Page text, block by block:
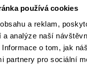
používá cookies
a reklam,
a analýze naší
o tom, jak
partnery pro sociální
VEŘEJNÉ OSVĚTLENÍ
VÝPOČET ZASTÍNĚNÍ